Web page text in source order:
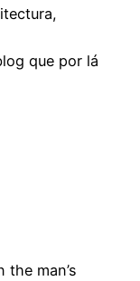
que por lá
man’s